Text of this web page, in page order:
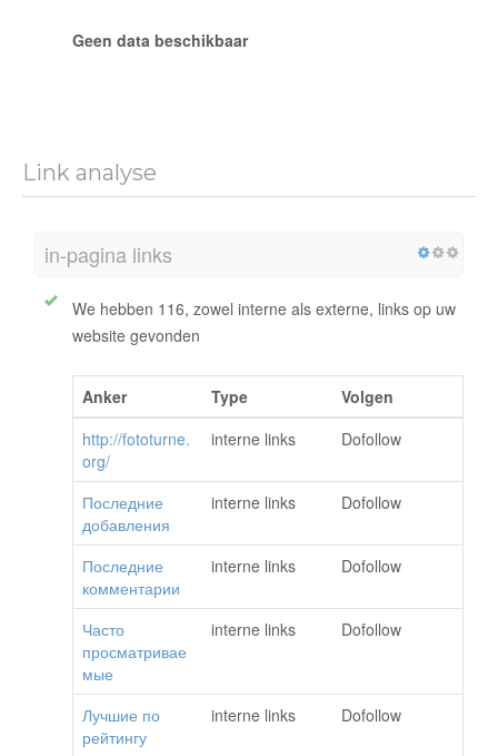
Geen data beschikbaar
Link analyse
in-pagina links
We hebben 116, zowel interne als externe, links op uw
website gevonden
Anker Type
Volgen
http://fototurne.
org/
interne links Dofollow
Последние
добавления
interne links Dofollow
Последние
комментарии
interne links Dofollow
Часто
просматривае
мые
interne links Dofollow
Лучшие по
рейтингу
interne links Dofollow